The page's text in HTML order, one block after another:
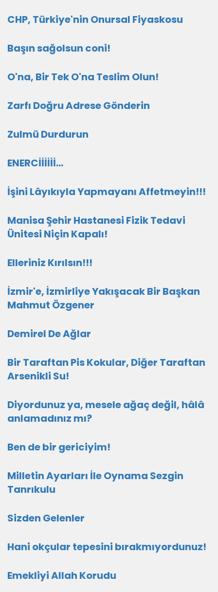
CHP, Türkiye'nin Onursal Fiyaskosu
Başın sağolsun coni!
O'na, Bir Tek O'na Teslim Olun!
Zarfı Doğru Adrese Gönderin
Zulmü Durdurun
ENERCİİİİİİ...
İşini Lâyıkıyla Yapmayanı Affetmeyin!!!
Manisa Şehir Hastanesi Fizik Tedavi
Ünitesi Niçin Kapalı!
Elleriniz Kırılsın!!!
İzmir'e, İzmirliye Yakışacak Bir Başkan
Mahmut Özgener
Demirel De Ağlar
Bir Taraftan Pis Kokular, Diğer Taraftan
Arsenikli Su!
Diyordunuz ya, mesele ağaç değil, hâlâ
anlamadınız mı?
Ben de bir gericiyim!
Milletin Ayarları İle Oynama Sezgin
Tanrıkulu
Sizden Gelenler
Hani okçular tepesini bırakmıyordunuz!
Emekliyi Allah Korudu